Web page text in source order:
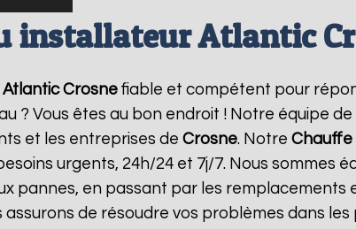
installateur Atlantic
Crosne fiable et compétent pour
? Vous êtes au bon endroit ! Notre équipe
et les entreprises de Crosne. Notre Chauffe
urgents, 24h/24 et 7j/7. Nous sommes
pannes, en passant par les remplacements
de résoudre vos problèmes dans